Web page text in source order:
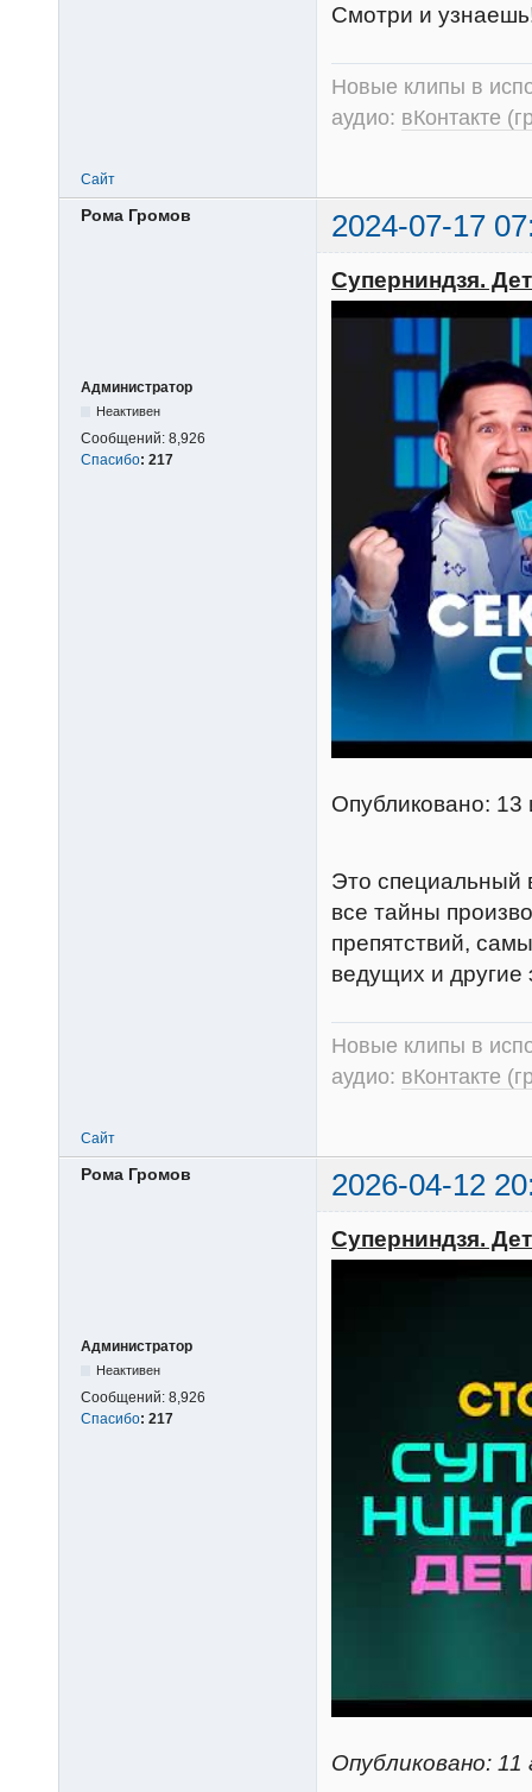
Смотри и
Новые клипы в
аудио: вКонтакте
Сайт
Рома Громов 2024-07-17
Администратор
Неактивен
Сообщений: 8,926
Спасибо: 217
Суперниндзя.
Опубликовано: 13
Это специальный
все тайны
препятствий,
ведущих и
Новые клипы в
аудио: вКонтакте
Сайт
Рома Громов 2026-04-12
Администратор
Неактивен
Сообщений: 8,926
Спасибо: 217
Суперниндзя.
Опубликовано: 11